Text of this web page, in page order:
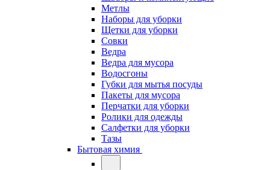
Метлы
Наборы для уборки
Щетки для уборки
Совки
Ведра
Ведра для мусора
Водосгоны
Губки для мытья посуды
Пакеты для мусора
Перчатки для уборки
Ролики для одежды
Салфетки для уборки
Тазы
Бытовая химия